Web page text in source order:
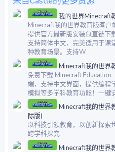
我的世界Minecraft
Minecraft我的世界教育版客户
提供官方最新版安装包直链下
支持简体中文，完美适用于课
种教育场景。支持W
Minecraft我的世界
免费下载 Minecraft Education
端，支持中文界面，提供编程
模拟等多学科教育功能！一键
Minecraft我的世界
际版)
以科技引领教育，以创新探索
跨学科探究
Minecraft我的世界